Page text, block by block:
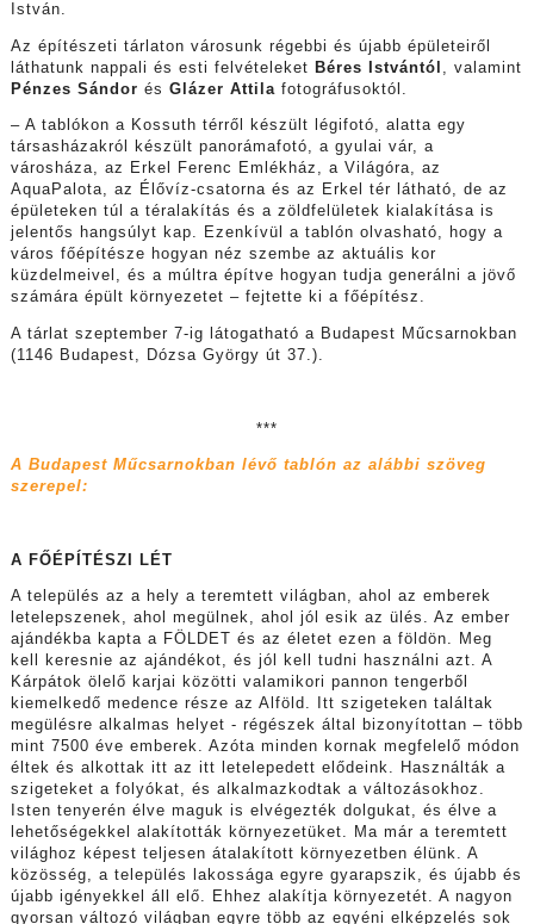
István.
Az építészeti tárlaton városunk régebbi és újabb épületeiről
láthatunk nappali és esti felvételeket Béres Istvántól , valamint
Pénzes Sándor és Glázer Attilafotográfusoktól.
– A tablókon a Kossuth térről készült légifotó, alatta egy
társasházakról készült panorámafotó, a gyulai vár, a
városháza, az Erkel Ferenc Emlékház, a Világóra, az
AquaPalota, az Élővíz-csatorna és az Erkel tér látható, de az
épületeken túl a téralakítás és a zöldfelületek kialakítása is
jelentős hangsúlyt kap. Ezenkívül a tablón olvasható, hogy a
város főépítésze hogyan néz szembe az aktuális kor
küzdelmeivel, és a múltra építve hogyan tudja generálni a jövő
számára épült környezetet – fejtette ki a főépítész.
A tárlat szeptember 7-ig látogatható a Budapest Műcsarnokban
(1146 Budapest, Dózsa György út 37.).
***
A Budapest Műcsarnokban lévő tablón az alábbi szöveg
szerepel:
A FŐÉPÍTÉSZI LÉT
A település az a hely a teremtett világban, ahol az emberek
letelepszenek, ahol megülnek, ahol jól esik az ülés. Az ember
ajándékba kapta a FÖLDET és az életet ezen a földön. Meg
kell keresnie az ajándékot, és jól kell tudni használni azt. A
Kárpátok ölelő karjai közötti valamikori pannon tengerből
kiemelkedő medence része az Alföld. Itt szigeteken találtak
megülésre alkalmas helyet - régészek által bizonyítottan – több
mint 7500 éve emberek. Azóta minden kornak megfelelő módon
éltek és alkottak itt az itt letelepedett elődeink. Használták a
szigeteket a folyókat, és alkalmazkodtak a változásokhoz.
Isten tenyerén élve maguk is elvégezték dolgukat, és élve a
lehetőségekkel alakították környezetüket. Ma már a teremtett
világhoz képest teljesen átalakított környezetben élünk. A
közösség, a település lakossága egyre gyarapszik, és újabb és
újabb igényekkel áll elő. Ehhez alakítja környezetét. A nagyon
gyorsan változó világban egyre több az egyéni elképzelés sok